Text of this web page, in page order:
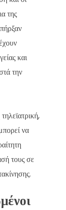
της
και
την
να
τους σε